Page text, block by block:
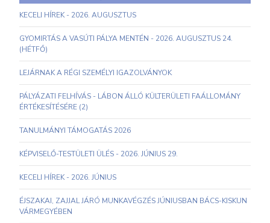
KECELI HÍREK - 2026. AUGUSZTUS
GYOMIRTÁS A VASÚTI PÁLYA MENTÉN - 2026. AUGUSZTUS 24.
(HÉTFŐ)
LEJÁRNAK A RÉGI SZEMÉLYI IGAZOLVÁNYOK
PÁLYÁZATI FELHÍVÁS - LÁBON ÁLLÓ KÜLTERÜLETI FAÁLLOMÁNY
ÉRTÉKESÍTÉSÉRE (2)
TANULMÁNYI TÁMOGATÁS 2026
KÉPVISELŐ-TESTÜLETI ÜLÉS - 2026. JÚNIUS 29.
KECELI HÍREK - 2026. JÚNIUS
ÉJSZAKAI, ZAJJAL JÁRÓ MUNKAVÉGZÉS JÚNIUSBAN BÁCS-KISKUN
VÁRMEGYÉBEN